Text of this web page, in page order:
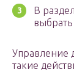
В
Управление
такие